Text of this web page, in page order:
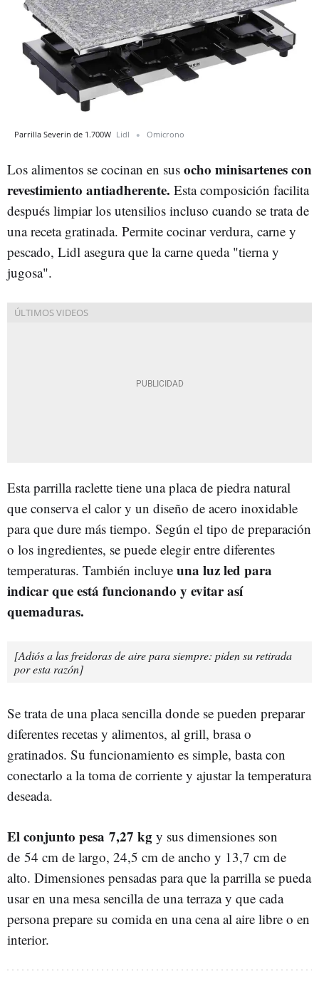
Parrilla Severin de 1.700W Lidl Omicrono
Los alimentos se cocinan en sus ocho minisartenes con
revestimiento antiadherente. Esta composición facilita
después limpiar los utensilios incluso cuando se trata de
una receta gratinada. Permite cocinar verdura, carne y
pescado, Lidl asegura que la carne queda "tierna y
jugosa".
Esta parrilla raclette tiene una placa de piedra natural
que conserva el calor y un diseño de acero inoxidable
para que dure más tiempo. Según el tipo de preparación
o los ingredientes, se puede elegir entre diferentes
temperaturas. También incluye una luz led para
indicar que está funcionando y evitar así
quemaduras.
[Adiós a las freidoras de aire para siempre: piden su retirada
por esta razón]
Se trata de una placa sencilla donde se pueden preparar
diferentes recetas y alimentos, al grill, brasa o
gratinados. Su funcionamiento es simple, basta con
conectarlo a la toma de corriente y ajustar la temperatura
deseada.
El conjunto pesa 7,27 kg y sus dimensiones son
de 54 cm de largo, 24,5 cm de ancho y 13,7 cm de
alto. Dimensiones pensadas para que la parrilla se pueda
usar en una mesa sencilla de una terraza y que cada
persona prepare su comida en una cena al aire libre o en
interior.